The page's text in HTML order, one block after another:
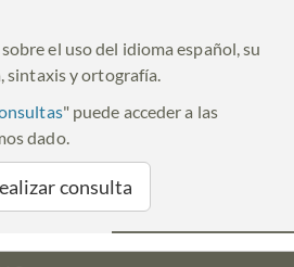
el uso del idioma español, su
sintaxis y ortografía.
" puede acceder a las
dado.
consulta